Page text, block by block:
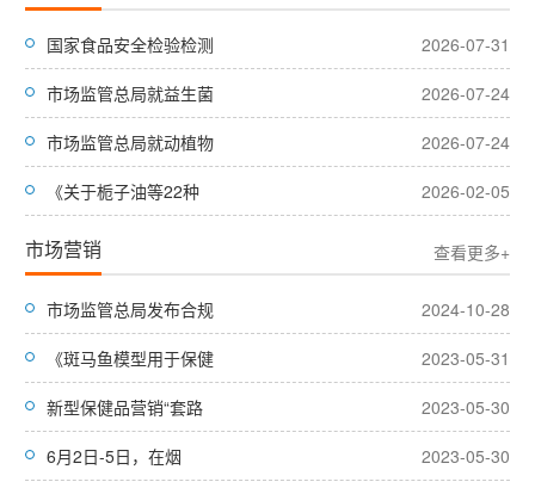
国家食品安全检验检测 2026-07-31
市场监管总局就益生菌 2026-07-24
市场监管总局就动植物 2026-07-24
《关于栀子油等22种 2026-02-05
市场营销 查看更多+
市场监管总局发布合规 2024-10-28
《斑马鱼模型用于保健 2023-05-31
新型保健品营销“套路 2023-05-30
6月2日-5日，在烟 2023-05-30